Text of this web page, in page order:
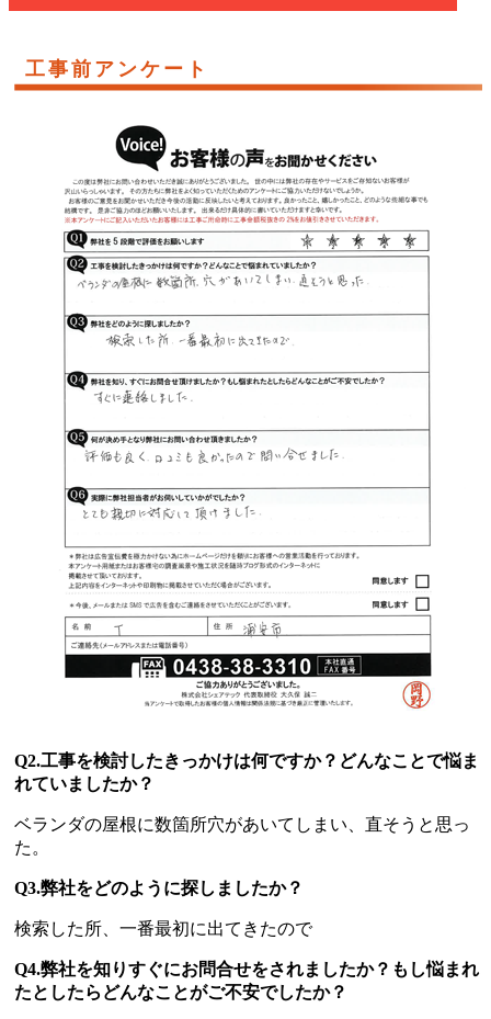
工事前アンケート
Q2.工事を検討したきっかけは何ですか？どんなことで悩ま
れていましたか？
ベランダの屋根に数箇所穴があいてしまい、直そうと思っ
た。
Q3.弊社をどのように探しましたか？
検索した所、一番最初に出てきたので
Q4.弊社を知りすぐにお問合せをされましたか？もし悩まれ
たとしたらどんなことがご不安でしたか？